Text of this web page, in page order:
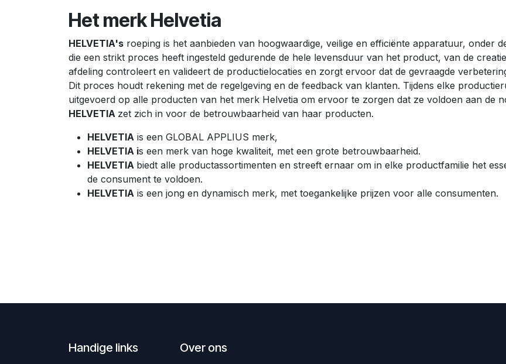
Het merk Helvetia
HELVETIA's roeping is het aanbieden van hoogwaardige, veilige en efficiënte apparatuur, onder
die een strikt proces heeft ingesteld gedurende de hele levensduur van het product, van de
afdeling controleert en valideert de productielocaties en zorgt ervoor dat de gevraagde
Dit proces houdt rekening met de regelgeving en de feedback van klanten. Tijdens elke
uitgevoerd op alle producten van het merk Helvetia om ervoor te zorgen dat ze voldoen aan de
HELVETIA zet zich in voor de betrouwbaarheid van haar producten.
HELVETIA is een GLOBAL APPLIUS merk,
HELVETIA is een merk van hoge kwaliteit, met een grote betrouwbaarheid.
HELVETIA biedt alle productassortimenten en streeft ernaar om in elke productfamilie het
de consument te voldoen.
HELVETIA is een jong en dynamisch merk, met toegankelijke prijzen voor alle consumenten.
Handige links Over ons